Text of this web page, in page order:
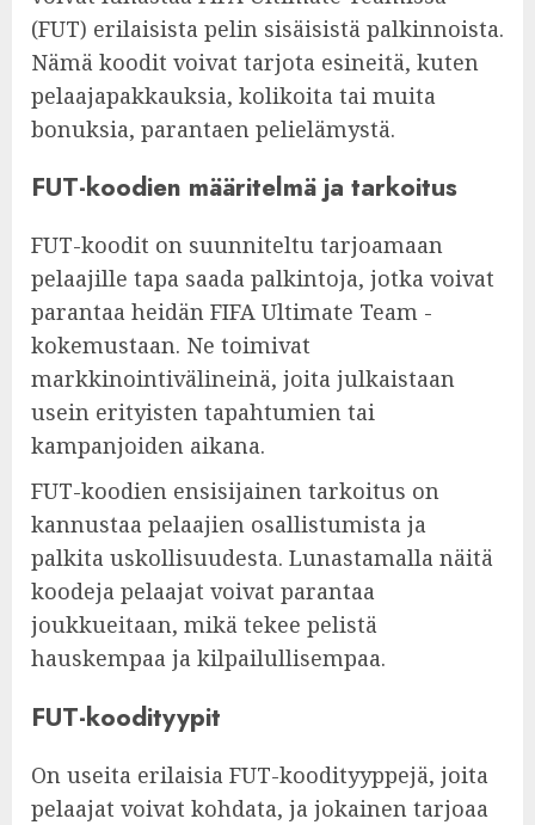
(FUT) erilaisista pelin sisäisistä palkinnoista.
Nämä koodit voivat tarjota esineitä, kuten
pelaajapakkauksia, kolikoita tai muita
bonuksia, parantaen pelielämystä.
FUT-koodien määritelmä ja tarkoitus
FUT-koodit on suunniteltu tarjoamaan
pelaajille tapa saada palkintoja, jotka voivat
parantaa heidän FIFA Ultimate Team -
kokemustaan. Ne toimivat
markkinointivälineinä, joita julkaistaan
usein erityisten tapahtumien tai
kampanjoiden aikana.
FUT-koodien ensisijainen tarkoitus on
kannustaa pelaajien osallistumista ja
palkita uskollisuudesta. Lunastamalla näitä
koodeja pelaajat voivat parantaa
joukkueitaan, mikä tekee pelistä
hauskempaa ja kilpailullisempaa.
FUT-koodityypit
On useita erilaisia FUT-koodityyppejä, joita
pelaajat voivat kohdata, ja jokainen tarjoaa